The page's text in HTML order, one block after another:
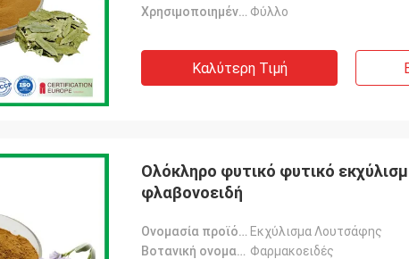
Χρησιμοποιημένο μέρος: Φύλλο
Καλύτερη Τιμή
Ολόκληρο φυτικό φυτικό
φλαβονοειδή
Ονομασία προϊόντος: Εκχύλισμα Λουτσάφης
Βοτανική ονομασία: Φαρμακοειδές